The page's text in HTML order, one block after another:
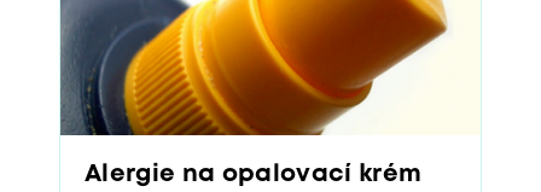
Alergie na opalovací krém